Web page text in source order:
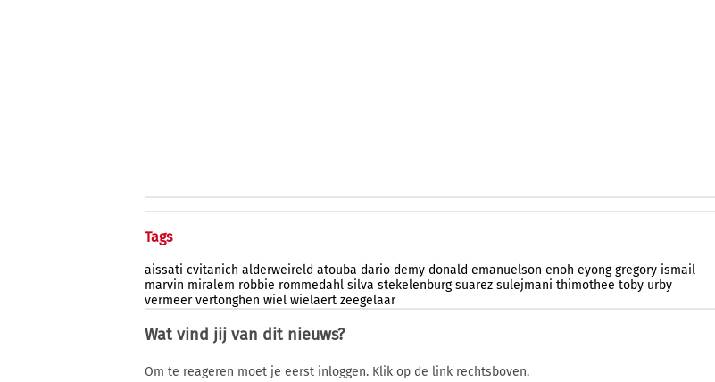
Tags
aissati cvitanich alderweireld atouba dario demy donald emanuelson enoh eyong gregory ismail
marvin miralem robbie rommedahl silva stekelenburg suarez sulejmani thimothee toby urby
vermeer vertonghen wiel wielaert zeegelaar
Wat vind jij van dit nieuws?
Om te reageren moet je eerst inloggen. Klik op de link rechtsboven.